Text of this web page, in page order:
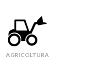
AGRICOLTURA